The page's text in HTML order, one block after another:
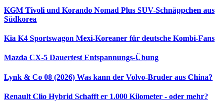
KGM Tivoli und Korando Nomad Plus SUV-Schnäppchen aus
Südkorea
Kia K4 Sportswagon Mexi-Koreaner für deutsche Kombi-Fans
Mazda CX-5 Dauertest Entspannungs-Übung
Lynk & Co 08 (2026) Was kann der Volvo-Bruder aus China?
Renault Clio Hybrid Schafft er 1.000 Kilometer - oder mehr?